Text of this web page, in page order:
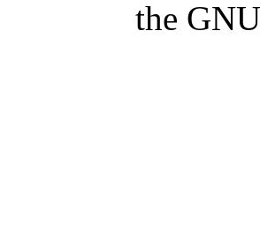
the